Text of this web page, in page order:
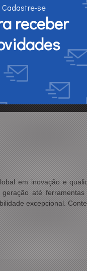
Cadastre-se
receber
em inovação e
até
excepcional.